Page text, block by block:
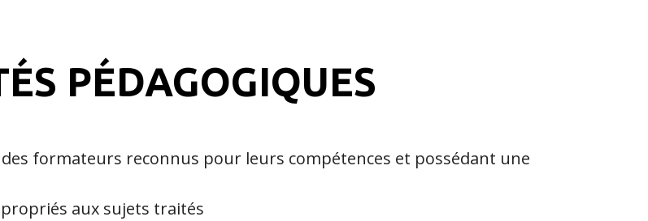
PÉDAGOGIQUES
formateurs reconnus pour leurs compétences et possédant une
aux sujets traités